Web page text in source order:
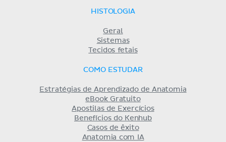
HISTOLOGIA
Geral
Sistemas
Tecidos fetais
COMO ESTUDAR
Estratégias de Aprendizado de Anatomia
eBook Gratuito
Apostilas de Exercícios
Benefícios do Kenhub
Casos de êxito
Anatomia com IA